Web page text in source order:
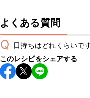
よくある質問
Q 日持ちはどれくらいで
保存期間は冷蔵で翌日
し上がりください。
このレシピをシェアする